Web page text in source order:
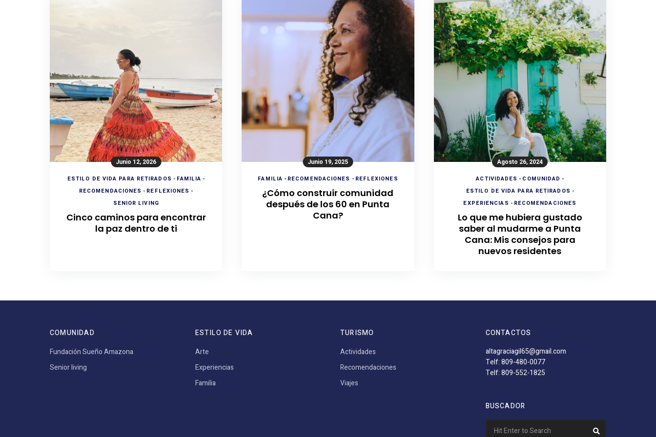
Junio 12, 2026
ESTILO DE VIDA PARA RETIRADOS - FAMILIA -
RECOMENDACIONES - REFLEXIONES -
SENIOR LIVING
Cinco caminos para encontrar
la paz dentro de ti
Junio 19, 2025
FAMILIA - RECOMENDACIONES - REFLEXIONES
¿Cómo construir comunidad
después de los 60 en Punta
Cana?
Agosto 26, 2024
ACTIVIDADES - COMUNIDAD -
ESTILO DE VIDA PARA RETIRADOS -
EXPERIENCIAS - RECOMENDACIONES
Lo que me hubiera gustado
saber al mudarme a Punta
Cana: Mis consejos para
nuevos residentes
COMUNIDAD
Fundación Sueño Amazona
Senior living
ESTILO DE VIDA
Arte
Experiencias
Familia
TURISMO
Actividades
Recomendaciones
Viajes
CONTACTOS
altagraciagil65@gmail.com
Telf: 809-480-0077
Telf: 809-552-1825
BUSCADOR